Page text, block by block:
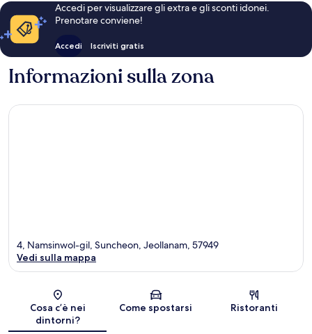
Accedi per visualizzare gli extra e gli sconti idonei.
Prenotare conviene!
Accedi Iscriviti gratis
Informazioni sulla zona
Mappa
4, Namsinwol-gil, Suncheon, Jeollanam, 57949
Vedi sulla mappa
Cosa c’è nei
dintorni?
Come spostarsi Ristoranti